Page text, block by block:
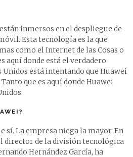
inmersos en el despliegue de
Esta tecnología es la que
como el Internet de las Cosas o
aquí donde está el verdadero
está intentando que Huawei
que es aquí donde Huawei
sí. La empresa niega la mayor. En
director de la división tecnológica
Hernández García, ha